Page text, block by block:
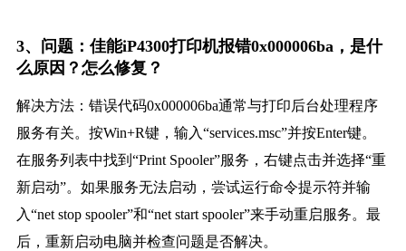
3、问题：佳能iP4300打印机报错0x000006ba，是什
么原因？怎么修复？
解决方法：错误代码0x000006ba通常与打印后台处理程序
服务有关。按Win+R键，输入“services.msc”并按Enter键。
在服务列表中找到“Print Spooler”服务，右键点击并选择“重
新启动”。如果服务无法启动，尝试运行命令提示符并输
入“net stop spooler”和“net start spooler”来手动重启服务。最
后，重新启动电脑并检查问题是否解决。